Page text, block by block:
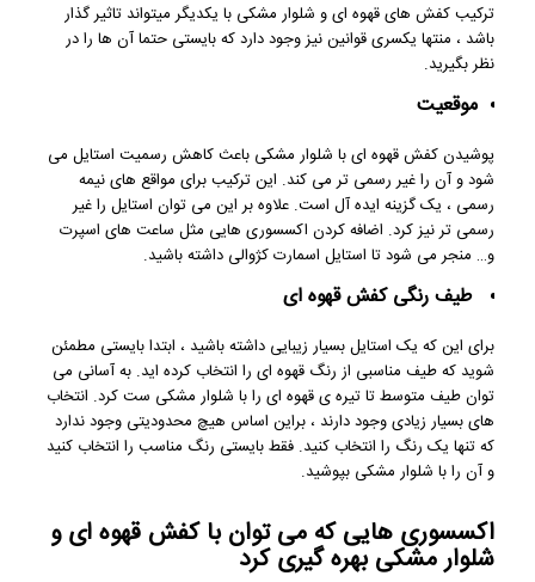
ترکیب کفش های قهوه ای و شلوار مشکی با یکدیگر میتواند تاثیر گذار
باشد ، منتها یکسری قوانین نیز وجود دارد که بایستی حتما آن ها را در
نظر بگیرید.
موقعیت
پوشیدن کفش قهوه ای با شلوار مشکی باعث کاهش رسمیت استایل می
شود و آن را غیر رسمی تر می کند. این ترکیب برای مواقع های نیمه
رسمی ، یک گزینه ایده آل است. علاوه بر این می توان استایل را غیر
رسمی تر نیز کرد. اضافه کردن اکسسوری هایی مثل ساعت های اسپرت
و… منجر می شود تا استایل اسمارت کژوالی داشته باشید.
طیف رنگی کفش قهوه ای
برای این که یک استایل بسیار زیبایی داشته باشید ، ابتدا بایستی مطمئن
شوید که طیف مناسبی از رنگ قهوه ای را انتخاب کرده اید. به آسانی می
توان طیف متوسط تا تیره ی قهوه ای را با شلوار مشکی ست کرد. انتخاب
های بسیار زیادی وجود دارند ، براین اساس هیچ محدودیتی وجود ندارد
که تنها یک رنگ را انتخاب کنید. فقط بایستی رنگ مناسب را انتخاب کنید
و آن را با شلوار مشکی بپوشید.
اکسسوری هایی که می توان با کفش قهوه ای و
شلوار مشکی بهره گیری کرد